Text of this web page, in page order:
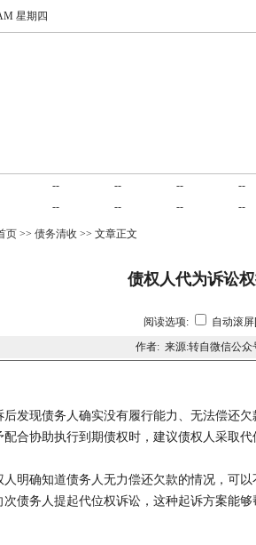
星期四
-- -- -- --
-- -- -- --
页 >> 债务清收 >> 文章正文
债权人代为诉讼
阅读选项:
自动滚
作者: 来源:转自微信公
后发现债务人确实没有履行能力、无法偿还
配合协助执行到期债权时，建议债权人采取
人明确知道债务人无力偿还欠款的情况，可
债务人提起代位权诉讼，这种起诉方案能够